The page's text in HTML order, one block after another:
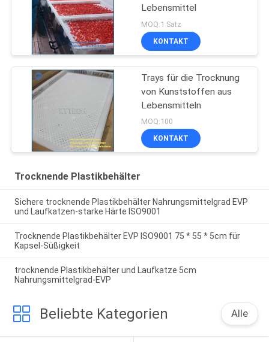
Lebensmittel
MOQ:1 Satz
KONTAKT
Trays für die Trocknung
von Kunststoffen aus
Lebensmitteln
MOQ:100
KONTAKT
Trocknende Plastikbehälter
Sichere trocknende Plastikbehälter Nahrungsmittelgrad EVP
und Laufkatzen-starke Härte ISO9001
Trocknende Plastikbehälter EVP ISO9001 75 * 55 * 5cm für
Kapsel-Süßigkeit
trocknende Plastikbehälter und Laufkatze 5cm
Nahrungsmittelgrad-EVP
Beliebte Kategorien Alle